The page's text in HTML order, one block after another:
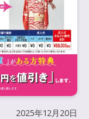
2025年12月20日